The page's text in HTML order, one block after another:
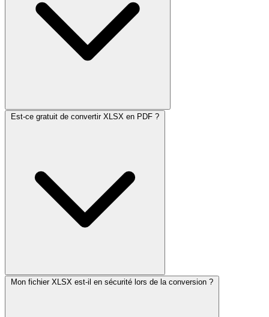
Est-ce gratuit de convertir XLSX en PDF ?
Mon fichier XLSX est-il en sécurité lors de la conversion ?